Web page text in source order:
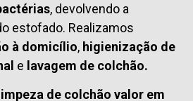
, devolvendo a
estofado. Realizamos
à domicílio, higienização de
e lavagem de colchão.
limpeza de colchão valor em